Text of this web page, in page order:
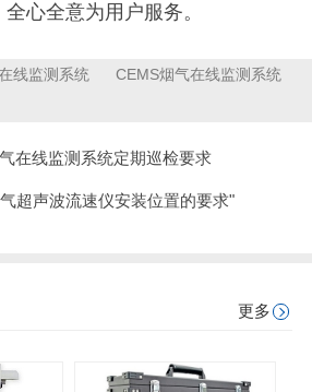
心全意为用户服务。
线监测系统
CEMS烟气在线监测系统
在线监测系统定期巡检要求
超声波流速仪安装位置的要求"
更多